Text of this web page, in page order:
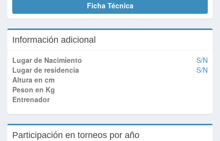
Ficha Técnica
Información adicional
Lugar de Nacimiento
S/N
Lugar de residencia
S/N
Altura en cm
Peson en Kg
Entrenador
Participación en torneos por año